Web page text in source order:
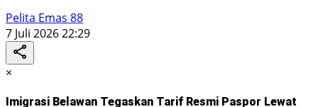
Pelita Emas 88
7 Juli 2026 22:29
×
Imigrasi Belawan Tegaskan Tarif Resmi Paspor Lewat